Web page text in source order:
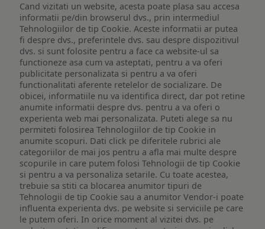
Cand vizitati un website, acesta poate plasa sau accesa
informatii pe/din browserul dvs., prin intermediul
Tehnologiilor de tip Cookie. Aceste informatii ar putea
fi despre dvs., preferintele dvs. sau despre dispozitivul
dvs. si sunt folosite pentru a face ca website-ul sa
functioneze asa cum va asteptati, pentru a va oferi
publicitate personalizata si pentru a va oferi
functionalitati aferente retelelor de socializare. De
obicei, informatiile nu va identifica direct, dar pot retine
anumite informatii despre dvs. pentru a va oferi o
experienta web mai personalizata. Puteti alege sa nu
permiteti folosirea Tehnologiilor de tip Cookie in
anumite scopuri. Dati click pe diferitele rubrici ale
categoriilor de mai jos pentru a afla mai multe despre
scopurile in care putem folosi Tehnologii de tip Cookie
si pentru a va personaliza setarile. Cu toate acestea,
trebuie sa stiti ca blocarea anumitor tipuri de
Tehnologii de tip Cookie sau a anumitor Vendor-i poate
influenta experienta dvs. pe website si serviciile pe care
le putem oferi. In orice moment al vizitei dvs. pe